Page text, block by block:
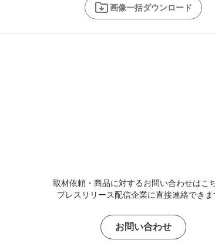
画像一括ダウンロード
取材依頼・商品に対するお問い合わせはこち
プレスリリース配信企業に直接連絡できま
お問い合わせ